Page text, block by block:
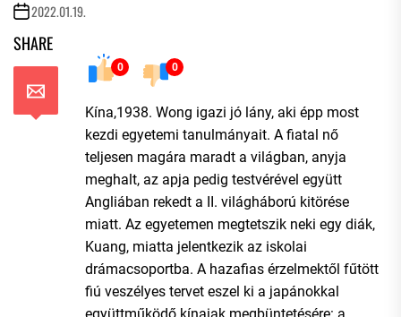
2022.01.19.
SHARE
0 0
Kína,1938. Wong igazi jó lány, aki épp most
kezdi egyetemi tanulmányait. A fiatal nő
teljesen magára maradt a világban, anyja
meghalt, az apja pedig testvérével együtt
Angliában rekedt a II. világháború kitörése
miatt. Az egyetemen megtetszik neki egy diák,
Kuang, miatta jelentkezik az iskolai
drámacsoportba. A hazafias érzelmektől fűtött
fiú veszélyes tervet eszel ki a japánokkal
együttműködő kínaiak megbüntetésére: a